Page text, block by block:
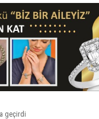
geçirdi